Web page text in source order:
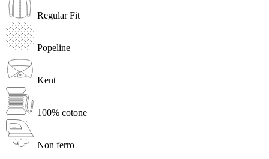
Regular Fit
Popeline
Kent
100% cotone
Non ferro